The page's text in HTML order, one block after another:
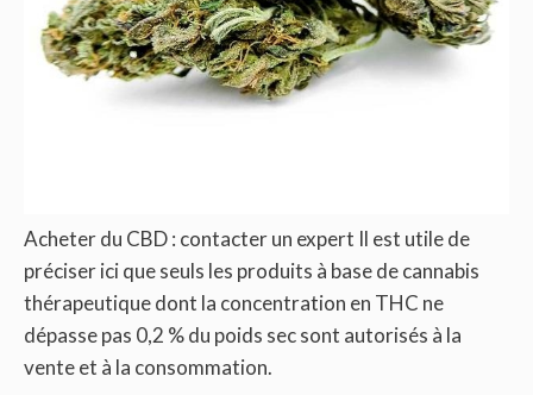
Acheter du CBD : contacter un expert Il est utile de
préciser ici que seuls les produits à base de cannabis
thérapeutique dont la concentration en THC ne
dépasse pas 0,2 % du poids sec sont autorisés à la
vente et à la consommation.